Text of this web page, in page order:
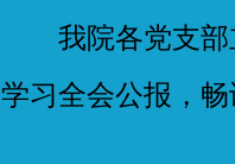
我院各党支部
学习全会公报，